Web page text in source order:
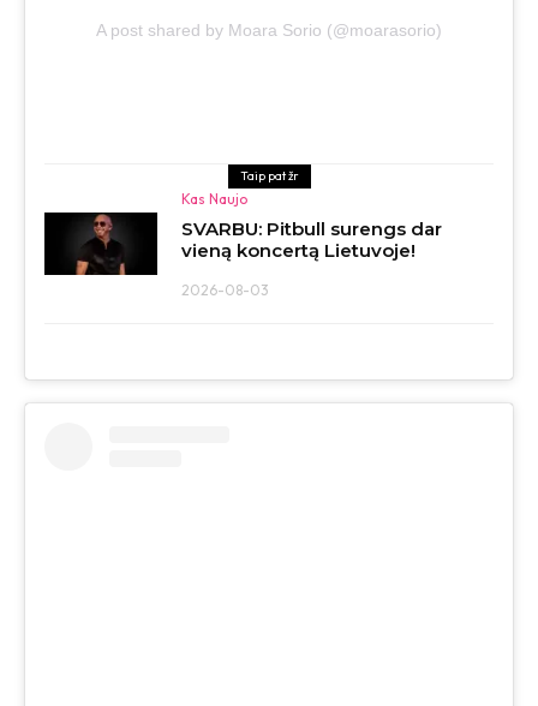
A post shared by Moara Sorio (@moarasorio)
Taip pat žr
Kas Naujo
SVARBU: Pitbull surengs dar
vieną koncertą Lietuvoje!
2026-08-03